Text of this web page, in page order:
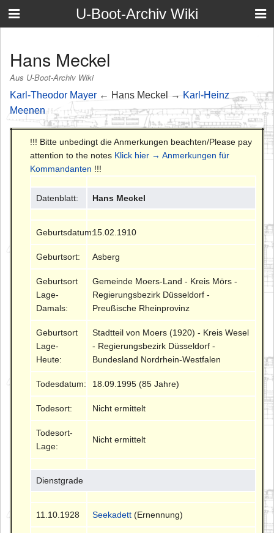
U-Boot-Archiv Wiki
Hans Meckel
Aus U-Boot-Archiv Wiki
Karl-Theodor Mayer ← Hans Meckel → Karl-Heinz
Meenen
!!! Bitte unbedingt die Anmerkungen beachten/Please pay
attention to the notes Klick hier → Anmerkungen für
Kommandanten !!!
Datenblatt: Hans Meckel
Geburtsdatum:15.02.1910
Geburtsort: Asberg
Geburtsort
Lage-
Damals:
Gemeinde Moers-Land - Kreis Mörs -
Regierungsbezirk Düsseldorf -
Preußische Rheinprovinz
Geburtsort
Lage-
Heute:
Stadtteil von Moers (1920) - Kreis Wesel
- Regierungsbezirk Düsseldorf -
Bundesland Nordrhein-Westfalen
Todesdatum: 18.09.1995 (85 Jahre)
Todesort: Nicht ermittelt
Todesort-
Lage:
Nicht ermittelt
Dienstgrade
11.10.1928 Seekadett (Ernennung)